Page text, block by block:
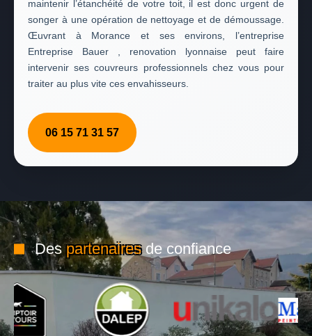
maintenir l’étanchéité de votre toit, il est donc urgent de
songer à une opération de nettoyage et de démoussage.
Œuvrant à Morance et ses environs, l’entreprise
Entreprise Bauer , renovation lyonnaise peut faire
intervenir ses couvreurs professionnels chez vous pour
traiter au plus vite ces envahisseurs.
06 15 71 31 57
Despartenairesde confiance